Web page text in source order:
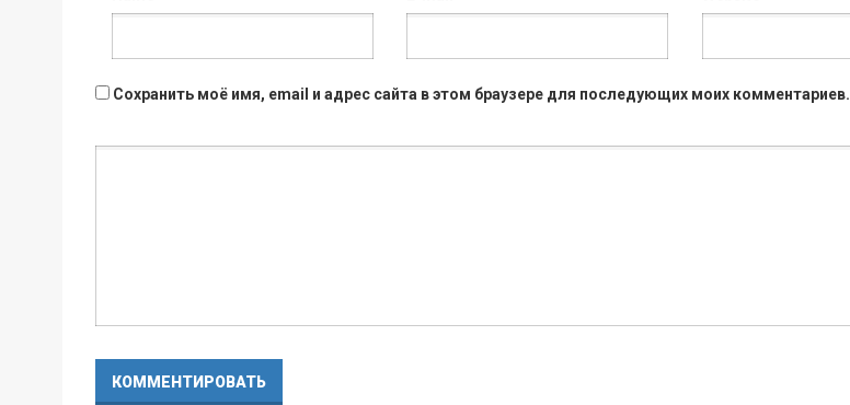
Сохранить моё имя, email и адрес сайта в этом браузере для последующих моих комментариев.